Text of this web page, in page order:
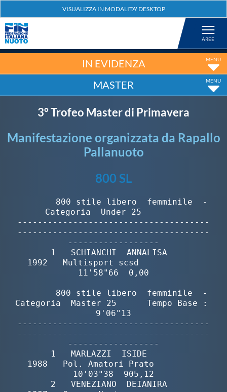
Nuoto
Tuffi
Salvamento
GUG
Propaganda
IN EVIDENZA
MASTER
3° Trofeo Master di Primavera
Manifestazione organizzata da Rapallo
Pallanuoto
800 SL
        800 stile libero  femminile  -
Categoria  Under 25
--------------------------------------
--------------------------------------
------------------
       1   SCHIANCHI  ANNALISA
1992   Multisport scsd
11'58"66  0,00
        800 stile libero  femminile  -
Categoria  Master 25      Tempo Base :
9'06"13
--------------------------------------
--------------------------------------
------------------
       1   MARLAZZI  ISIDE
1988   Pol. Amatori Prato
10'03"38  905,12
       2   VENEZIANO  DEIANIRA